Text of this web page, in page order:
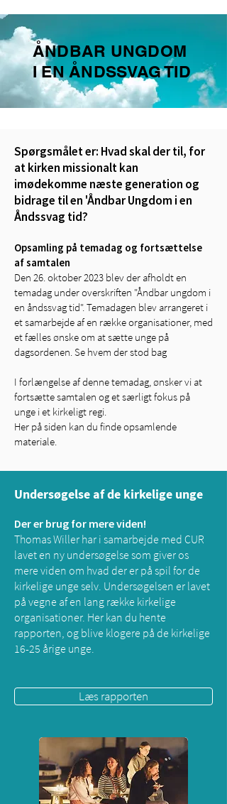
ÅNDBAR UNGDOM
I EN ÅNDSSVAG TID
Spørgsmålet er: Hvad skal der til, for
at kirken missionalt kan
imødekomme næste generation og
bidrage til en 'Åndbar Ungdom i en
Åndssvag tid?
Opsamling på temadag og fortsættelse
af samtalen
Den 26. oktober 2023 blev der afholdt en
temadag under overskriften "Åndbar ungdom i
en åndssvag tid". Temadagen blev arrangeret i
et samarbejde af en række organisationer, med
et fælles ønske om at sætte unge på
dagsordenen. Se hvem der stod bag
I forlængelse af denne temadag, ønsker vi at
fortsætte samtalen og et særligt fokus på
unge i et kirkeligt regi.
Her på siden kan du finde opsamlende
materiale.
Undersøgelse af de kirkelige unge
Der er brug for mere viden!
Thomas Willer har i samarbejde med CUR
lavet en ny undersøgelse som giver os
mere viden om hvad der er på spil for de
kirkelige unge selv. Undersøgelsen er lavet
på vegne af en lang række kirkelige
organisationer. Her kan du hente
rapporten, og blive klogere på de kirkelige
16-25 årige unge.
Læs rapporten